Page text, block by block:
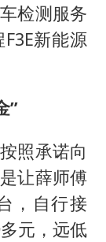
检测服务
新能源
”
照承诺向
让薛师傅
，自行接
元，远低